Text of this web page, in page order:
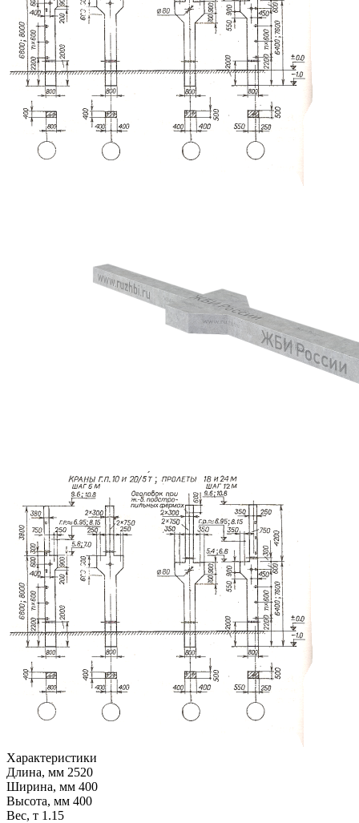
Характеристики
Длина, мм 2520
Ширина, мм 400
Высота, мм 400
Вес, т 1.15